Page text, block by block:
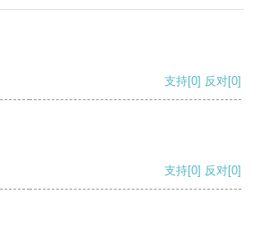
支持[0] 反对[0]
支持[0] 反对[0]